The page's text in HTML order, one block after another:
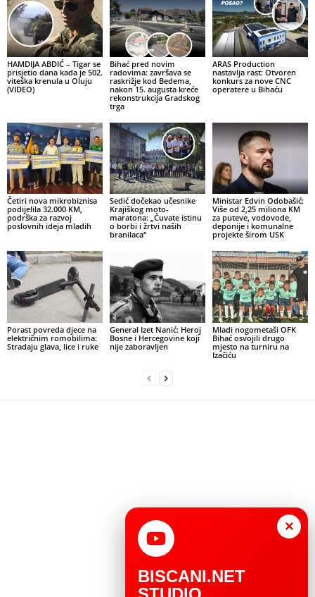
HAMDIJA ABDIĆ – Tigar se
prisjetio dana kada je 502.
viteška krenula u Oluju
(VIDEO)
Bihać pred novim
radovima: završava se
raskrižje kod Bedema,
nakon 15. augusta kreće
rekonstrukcija Gradskog
trga
ARAS Production
nastavlja rast: Otvoren
konkurs za nove CNC
operatere u Bihaću
Četiri nova mikrobiznisa
podijelila 32.000 KM,
podrška za razvoj
poslovnih ideja mladih
Sedić dočekao učesnike
Krajiškog moto-
maratona: „Čuvate istinu
o borbi i žrtvi naših
branilaca“
Ministar Edvin Odobašić:
Više od 2,25 miliona KM
za puteve, vodovode,
deponije i komunalne
projekte širom USK
Porast povreda djece na
električnim romobilima:
Stradaju glava, lice i ruke
General Izet Nanić: Heroj
Bosne i Hercegovine koji
nije zaboravljen
Mladi nogometaši OFK
Bihać osvojili drugo
mjesto na turniru na
Izačiću
×
BISCANI.NET